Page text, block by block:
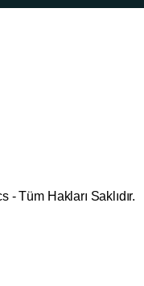
Tüm Hakları Saklıdır.